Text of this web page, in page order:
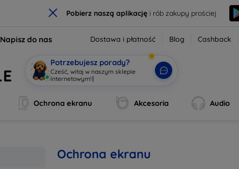
× Pobierz naszą aplikacjęi rób zakupy prościej
Napisz do nas Dostawa i płatność Blog Cashback
Potrzebujesz porady?
Cześć, witaj w naszym sklepie
internetowym!|
Ochrona ekranu Akcesoria Audio
Ochrona ekranu